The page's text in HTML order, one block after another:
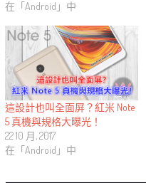
在「Android」中
這設計也叫全面屏？紅米 Note
5 真機與規格大曝光！
22 10 月, 2017
在「Android」中